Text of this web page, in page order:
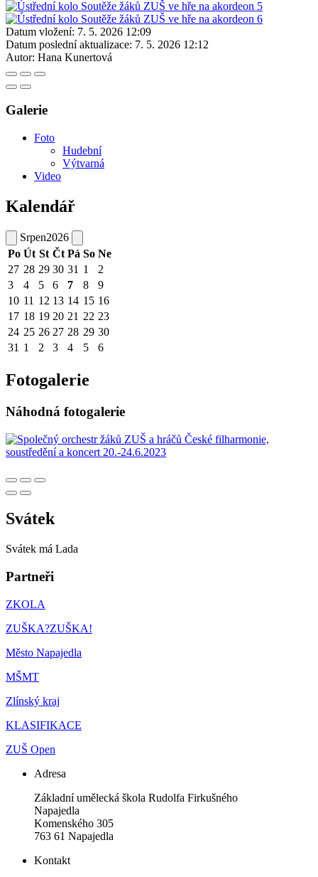
Datum vložení: 7. 5. 2026 12:09
Datum poslední aktualizace: 7. 5. 2026 12:12
Autor: Hana Kunertová
Galerie
Foto
Hudební
Výtvarná
Video
Kalendář
Srpen2026
Po Út St Čt Pá So Ne
27 28 29 30 31 1
2
3
4 5 6 7 8
9
10 11 12 13 14 15 16
17 18 19 20 21 22 23
24 25 26 27 28 29 30
31 1 2 3 4 5 6
Fotogalerie
Náhodná fotogalerie
Svátek
Svátek má Lada
Partneři
ZKOLA
ZUŠKA?ZUŠKA!
Město Napajedla
MŠMT
Zlínský kraj
KLASIFIKACE
ZUŠ Open
Adresa
Základní umělecká škola Rudolfa Firkušného
Napajedla
Komenského 305
763 61 Napajedla
Kontakt